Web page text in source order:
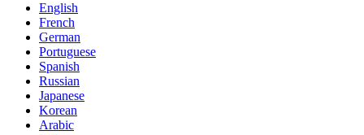
English
French
German
Portuguese
Spanish
Russian
Japanese
Korean
Arabic